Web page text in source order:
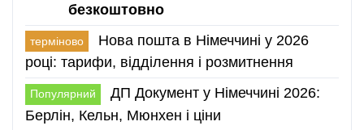
безкоштовно
терміново
Нова пошта в Німеччині у 2026
році: тарифи, відділення і розмитнення
Популярний
ДП Документ у Німеччині 2026:
Берлін, Кельн, Мюнхен і ціни